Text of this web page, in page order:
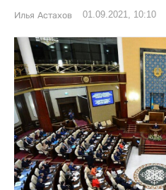
Илья Астахов 01.09.2021, 10:10